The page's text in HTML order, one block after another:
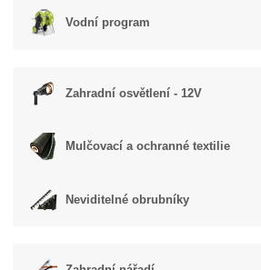
Vodní program
Zahradní osvětlení - 12V
Mulčovací a ochranné textilie
Neviditelné obrubníky